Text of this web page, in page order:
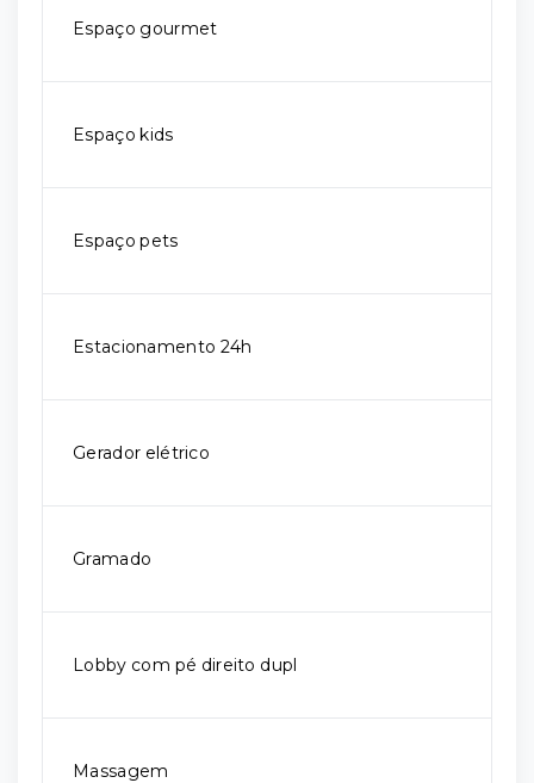
Espaço gourmet
Espaço kids
Espaço pets
Estacionamento 24h
Gerador elétrico
Gramado
Lobby com pé direito dupl
Massagem